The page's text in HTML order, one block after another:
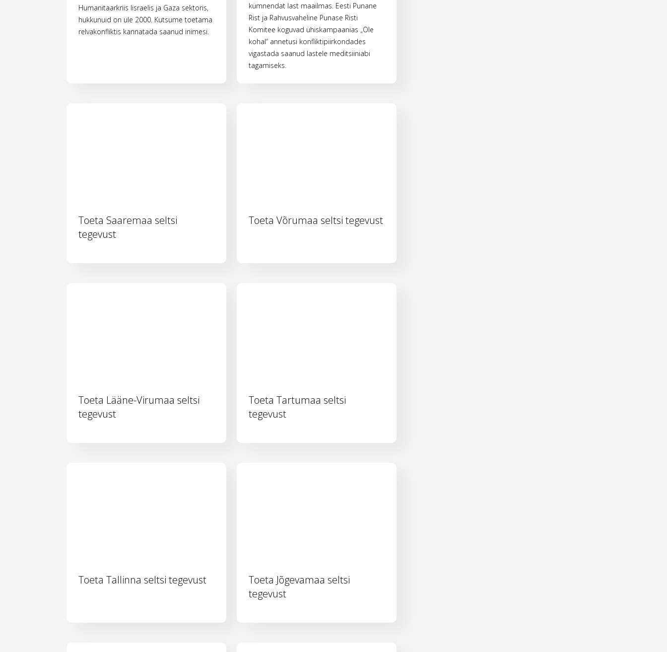
Humanitaarkriis Iisraelis ja Gaza sektoris,
hukkunuid on üle 2000. Kutsume toetama
relvakonfliktis kannatada saanud inimesi.
kümnendat last maailmas. Eesti Punane
Rist ja Rahvusvaheline Punase Risti
Komitee koguvad ühiskampaanias „Ole
kohal“ annetusi konfliktipiirkondades
vigastada saanud lastele meditsiiniabi
tagamiseks.
Toeta Saaremaa seltsi
tegevust
Toeta Võrumaa seltsi tegevust
Toeta Lääne-Virumaa seltsi
tegevust
Toeta Tartumaa seltsi
tegevust
Toeta Tallinna seltsi tegevust
Toeta Jõgevamaa seltsi
tegevust